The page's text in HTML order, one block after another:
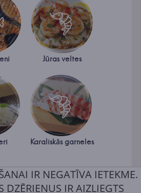
Jūras veltes
Karaliskās garneles
IR NEGATĪVA IETEKME.
DZĒRIENUS IR AIZLIEGTS